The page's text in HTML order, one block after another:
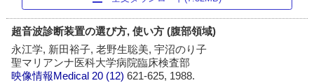
超音波診断装置の選び方, 使い方 (腹部領域)
永江学, 新田裕子, 老野生聡美, 宇沼のり子
聖マリアンナ医科大学病院臨床検査部
映像情報Medical 20 (12)621-625, 1988.